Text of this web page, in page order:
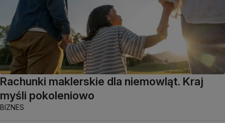
Rachunki maklerskie dla niemowląt. Kraj
myśli pokoleniowo
BIZNES